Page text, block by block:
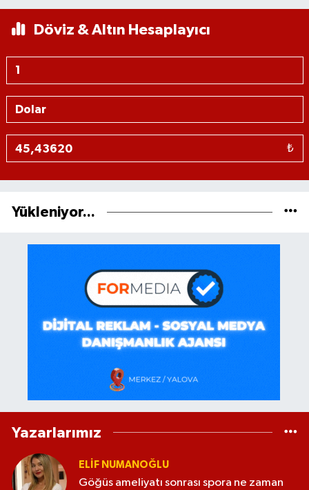
Döviz & Altın Hesaplayıcı
₺
Yükleniyor...
Yazarlarımız
ELİF NUMANOĞLU
Göğüs ameliyatı sonrası spora ne zaman